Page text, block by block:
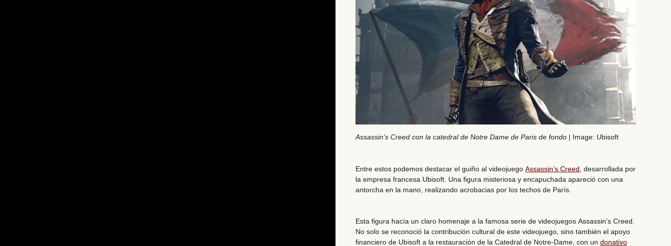
Assassin’s Creed con la catedral de Notre Dame de Paris de fondo | Image: Ubisoft
Entre estos podemos destacar el guiño al videojuego Assassin’s Creed, desarrollada por
la empresa francesa Ubisoft. Una figura misteriosa y encapuchada apareció con una
antorcha en la mano, realizando acrobacias por los techos de París.
Esta figura hacía un claro homenaje a la famosa serie de videojuegos Assassin’s Creed
No solo se reconoció la contribución cultural de este videojuego, sino también el apoyo
financiero de Ubisoft a la restauración de la Catedral de Notre-Dame, con un donativo